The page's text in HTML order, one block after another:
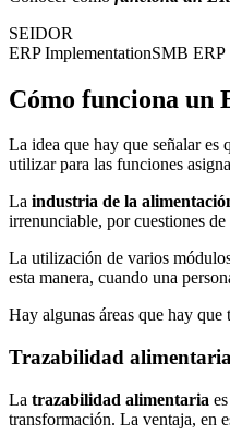
SEIDOR
ERP ImplementationSMB ERP
Cómo funciona un
La idea que hay que señalar es
utilizar para las funciones
La industria de la
irrenunciable, por cuestiones
La utilización de varios
esta manera, cuando una
Hay algunas áreas que hay
Trazabilidad alimentaria
La trazabilidad alimentaria
transformación. La ventaja, en